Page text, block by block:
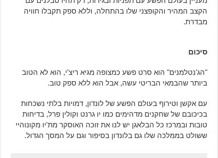
הקצב המהיר והקופצני שלו בהתחלה, וללא ספק תקבלו חוויה
מבדרת.
סיכום
"הג'נטלמנים" הוא סרט פשע כמצופה מגיא ריצ'י, הוא לא הטוב
ביותר שהבמאי הבריטי עשה, אבל הוא ללא ספק טוב.
עם אקשן וטירוף בעולם הפשע של לונדון, דמויות בלתי נשכחות
בכיכובם של שחקנים מדהימים כמו יו גרנט וקולין פרל, בדיחות
טובות ובמרכז כל הבלאגן יש לנו את זוכה האוסקר מת'יו מקונוהיי
ששולט בממלכה שלו גם בלונדון בסיפור וגם על המסך הגדול.